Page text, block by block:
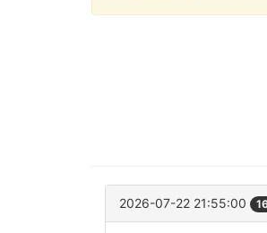
2026-07-22 21:55:00